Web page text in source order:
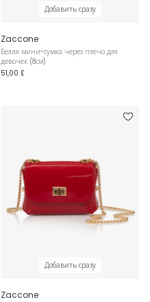
Добавить сразу
Zaccone
Белая мини-сумка через плечо для
девочек (8см)
51,00 £
Добавить сразу
Zaccone